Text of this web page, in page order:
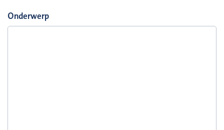
Onderwerp